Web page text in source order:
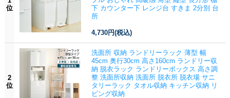
位
下 カウンター下 レンジ台 すきま 2分別 台
所
4,730円(税込)
2
位
洗面所 収納 ランドリーラック 薄型 幅
45cm 奥行30cm 高さ160cm ランドリー収
納 脱衣ラック ランドリーボックス 高さ調
整 洗面所収納 洗面所 脱衣所 脱衣場 サニ
タリーラック タオル収納 キッチン収納 リ
ビング収納